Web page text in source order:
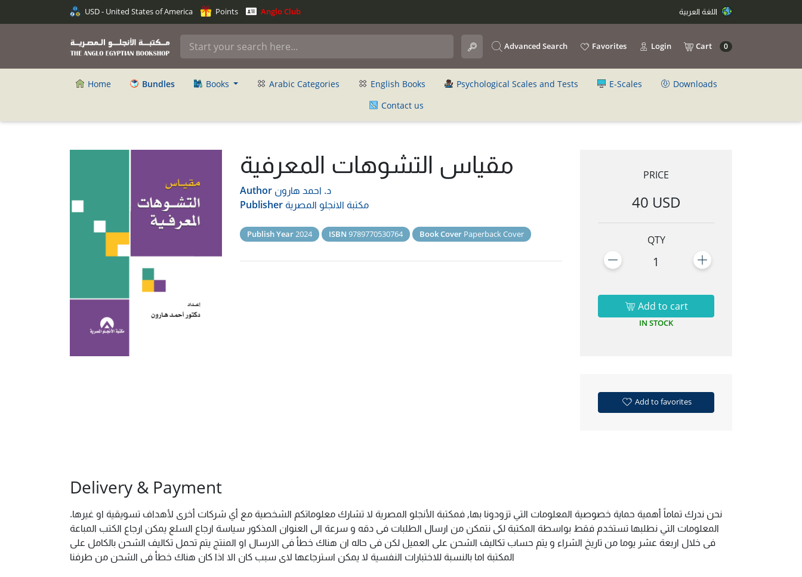
USD - United States of America Points Anglo Club
Advanced Search Favorites Login Cart 0
Home Bundles Books Arabic Categories English Books Psychological Scales and Tests E-Scales
Downloads
Contact us
مقياس التشوهات المعرفية
Author د. احمد هارون
Publisher مكتبة الانجلو المصرية
Publish Year2024 ISBN 9789770530764 Book Cover Paperback Cover
PRICE
40 USD
QTY
1
Add to cart
IN STOCK
Add to favorites
Delivery & Payment
نحن ندرك تماماً أهمية حماية خصوصية المعلومات التي تزودونا بها, فمكتبة الأنجلو المصرية لا تشارك معلوماتكم الشخصية مع أي شركات أخرى لأهداف تسويقية او غيرها.
المعلومات التي نطلبها تستخدم فقط بواسطة المكتبة لكى نتمكن من ارسال الطلبات فى دقه و سرعة الى العنوان المذكور سياسة ارجاع السلع يمكن ارجاع الكتب المباعة
فى خلال اربعة عشر يوما من تاريخ الشراء و يتم حساب تكاليف الشحن على العميل لكن فى حاله ان هناك خطأ فى الارسال او المنتج يتم تحمل تكاليف الشحن بالكامل على
المكتبة اما بالنسبة للاختبارات النفسية لا يمكن استرجاعها لاى سبب كان الا اذا كان هناك خطأ فى الشحن من طرفنا